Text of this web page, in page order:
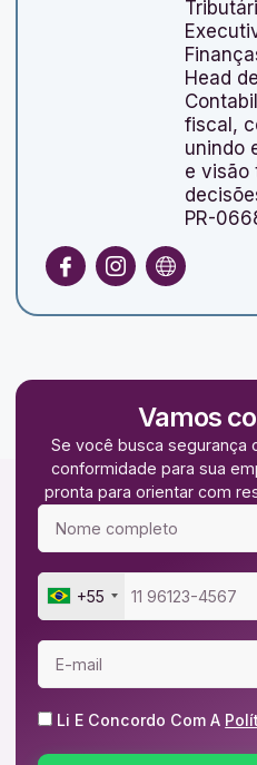
Head
fiscal,
unindo
e visão
PR-
Vamos
Se você busca segurança
conformidade para sua
pronta para orientar com
+55
Li E Concordo Com A